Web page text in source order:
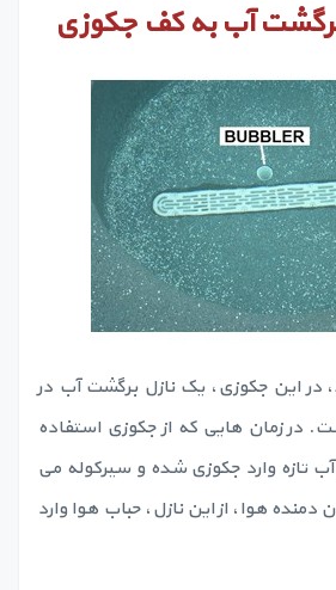
برگشت آب به کف جکوزی
در این جکوزی، یک نازل برگشت آب در
در زمان هایی که از جکوزی استفاده
تازه وارد جکوزی شده و سیرکوله می
هوا، از این نازل، حباب هوا وارد